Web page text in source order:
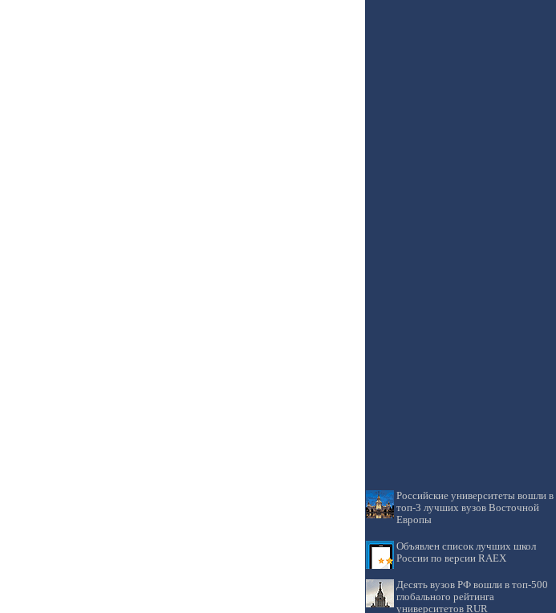
Российские университеты вошли в
топ-3 лучших вузов Восточной
Европы
Объявлен список лучших школ
России по версии RAEX
Десять вузов РФ вошли в топ-500
глобального рейтинга
университетов RUR